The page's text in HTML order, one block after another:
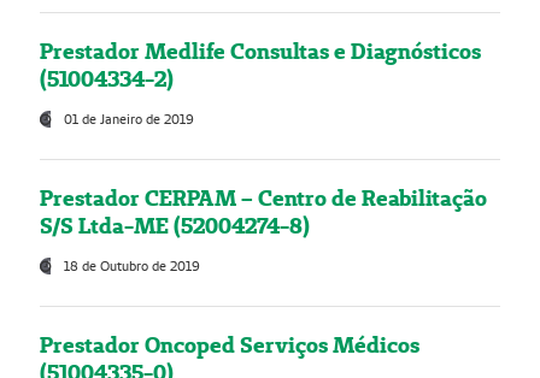
Prestador Medlife Consultas e Diagnósticos
(51004334-2)
01 de Janeiro de 2019
Prestador CERPAM – Centro de Reabilitação
S/S Ltda-ME (52004274-8)
18 de Outubro de 2019
Prestador Oncoped Serviços Médicos
(51004335-0)